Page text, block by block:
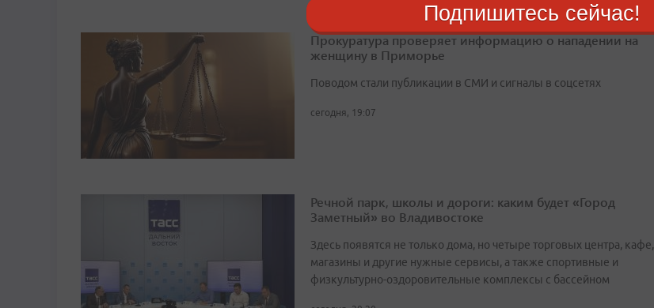
Прокуратура проверяет информацию о нападении на
женщину в Приморье
Поводом стали публикации в СМИ и сигналы в соцсетях
сегодня, 19:07
Речной парк, школы и дороги: каким будет «Город
Заметный» во Владивостоке
Здесь появятся не только дома, но четыре торговых центра, кафе,
магазины и другие нужные сервисы, а также спортивные и
физкультурно-оздоровительные комплексы с бассейном
Подпишитесь сейчас!